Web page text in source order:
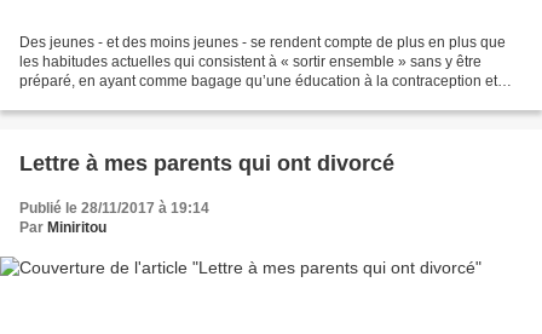
Des jeunes - et des moins jeunes - se rendent compte de plus en plus que
les habitudes actuelles qui consistent à « sortir ensemble » sans y être
préparé, en ayant comme bagage qu’une éducation à la contraception et
Lettre à mes parents qui ont divorcé
Publié le 28/11/2017 à 19:14
Par Miniritou